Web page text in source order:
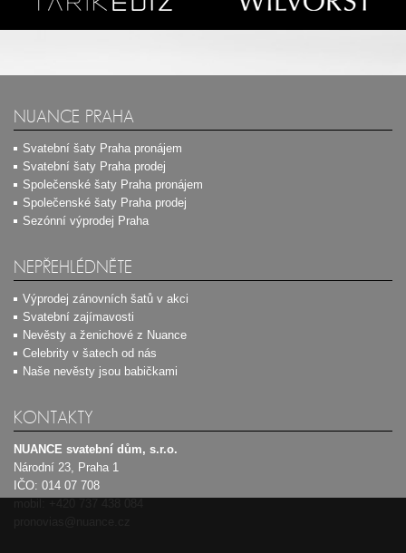
NUANCE PRAHA
Svatební šaty Praha pronájem
Svatební šaty Praha prodej
Společenské šaty Praha pronájem
Společenské šaty Praha prodej
Sezónní výprodej Praha
NEPŘEHLÉDNĚTE
Výprodej zánovních šatů v akci
Svatební zajímavosti
Nevěsty a ženichové z Nuance
Celebrity v šatech od nás
Naše nevěsty jsou babičkami
KONTAKTY
NUANCE svatební dům, s.r.o.
Národní 23, Praha 1
IČO: 014 07 708